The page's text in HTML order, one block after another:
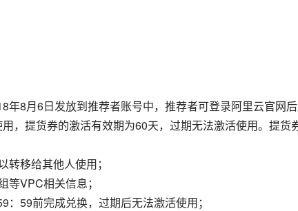
年8月6日发放到推荐者账号中，推荐者可登录阿里云官网
，提货券的激活有效期为60天，过期无法激活使用。提货
移给其他人使用；
VPC相关信息；
59前完成兑换，过期后无法激活使用；